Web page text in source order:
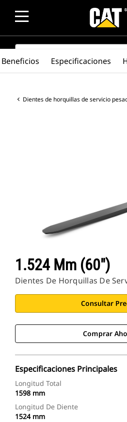
SEARCH
Dientes de horquillas de servicio
1.524 Mm (60")
Dientes De Horquillas De
Consultar
Comprar
Especificaciones Principales
Longitud Total
1598 mm
Longitud De Diente
1524 mm
Beneficios Especificaciones